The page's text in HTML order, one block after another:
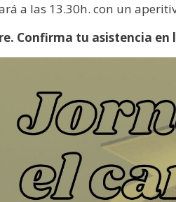
a las 13.30h. con un
Confirma tu asistencia en